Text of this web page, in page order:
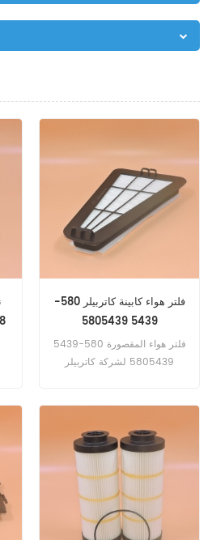
فلتر هواء كابينة كاتربيلر 580-
5439 5805439
فلتر هواء المقصورة 580-5439
5805439 لشركة كاتربيلر